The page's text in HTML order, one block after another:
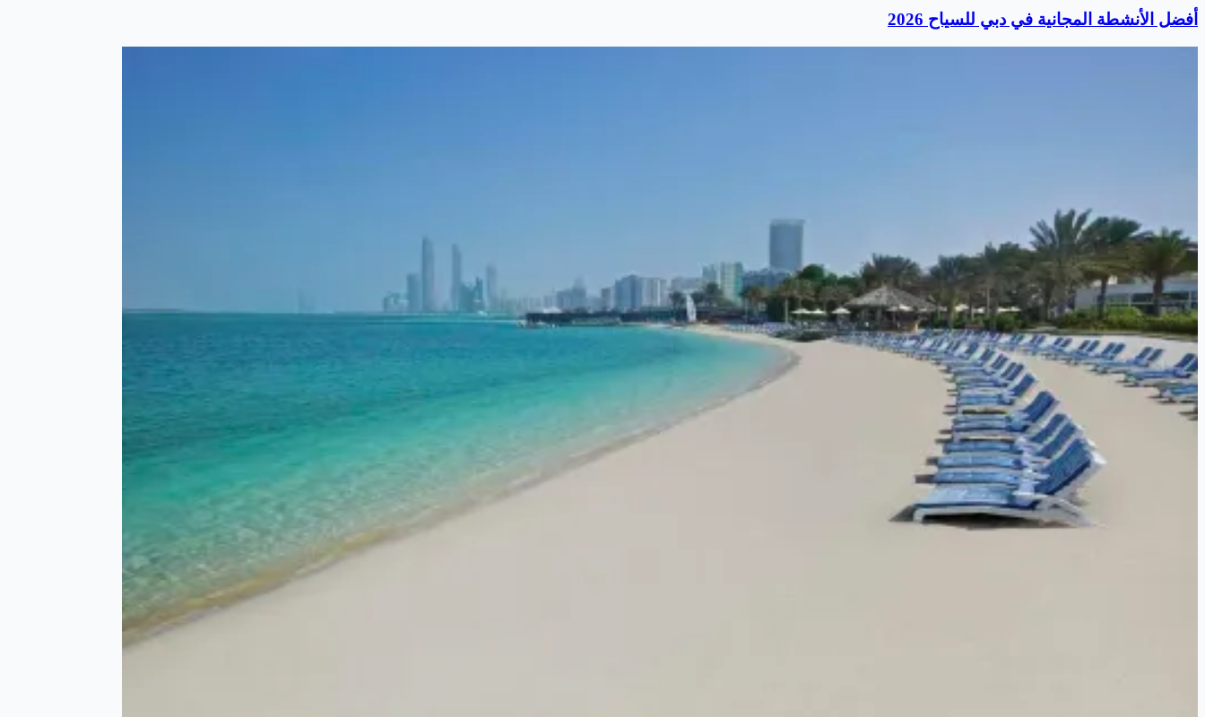
أفضل الأنشطة المجانية في دبي للسياح 2026